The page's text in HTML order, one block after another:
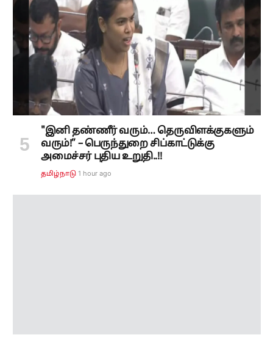
"இனி தண்ணீர் வரும்… தெருவிளக்குகளும்
வரும்!” – பெருந்துறை சிப்காட்டுக்கு
அமைச்சர் புதிய உறுதி..!!
தமிழ்நாடு 1 hour ago